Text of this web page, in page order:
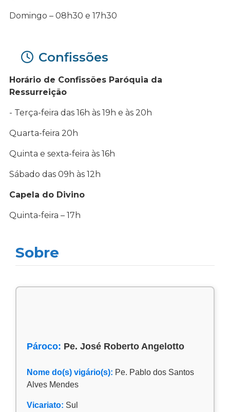
Domingo – 08h30 e 17h30
Confissões
Horário de Confissões Paróquia da
Ressurreição
- Terça-feira das 16h às 19h e às 20h
Quarta-feira 20h
Quinta e sexta-feira às 16h
Sábado das 09h às 12h
Capela do Divino
Quinta-feira – 17h
Sobre
Pároco: Pe. José Roberto Angelotto
Nome do(s) vigário(s): Pe. Pablo dos Santos
Alves Mendes
Vicariato: Sul